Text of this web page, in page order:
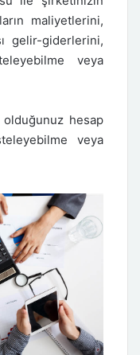
maliyetlerini,
gelir-giderlerini,
veya
hesap
veya